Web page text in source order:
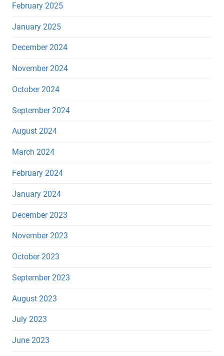
February 2025
January 2025
December 2024
November 2024
October 2024
September 2024
August 2024
March 2024
February 2024
January 2024
December 2023
November 2023
October 2023
September 2023
August 2023
July 2023
June 2023